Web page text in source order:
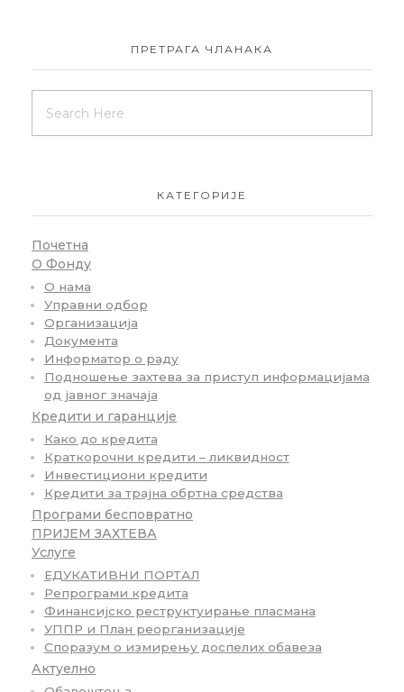
ПРЕТРАГА ЧЛАНАКА
КАТЕГОРИЈЕ
Почетна
О Фонду
О нама
Управни одбор
Организација
Документа
Информатор о раду
Подношење захтева за приступ информацијама
од јавног значаја
Кредити и гаранције
Како до кредита
Краткорочни кредити – ликвидност
Инвестициони кредити
Кредити за трајна обртна средства
Програми бесповратно
ПРИЈЕМ ЗАХТЕВА
Услуге
ЕДУКАТИВНИ ПОРТАЛ
Репрограми кредита
Финансијско реструктуирање пласмана
УППР и План реорганизације
Споразум о измирењу доспелих обавеза
Актуелно